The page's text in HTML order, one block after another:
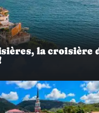
la croisière